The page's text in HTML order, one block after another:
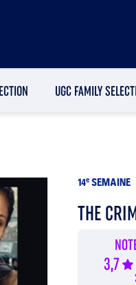
UGC FAMILY
14eSEMAINE
THE
3,7